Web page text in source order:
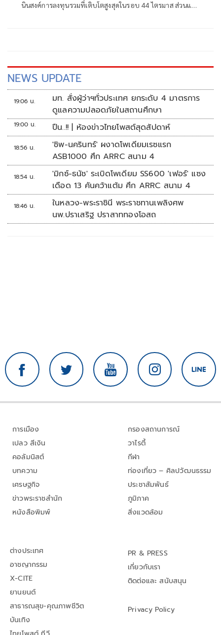
นินสงค์การลงทุนรวมที่เติบโตสูงสุดในรอบ 44 ไตรมาส ส่วนแนว
NEWS UPDATE
19:06 น.
มท. สั่งผู้ว่าฯทั่วประเทศ ยกระดับ 4 มาตรการ
ดูแลความปลอดภัยในสถานศึกษา
19:00 น. ปืน..!! | ห้องข่าวไทยโพสต์สุดสัปดาห์
18:56 น.
'ชิพ-นครินทร์' ผงาดโพเดียมเรซแรก
ASB1000 ศึก ARRC สนาม 4
18:54 น.
'มิกซ์-ธนัช' ระเบิดโพเดียม SS600 'เฟอร์' แซง
เดือด 13 คันคว้าแต้ม ศึก ARRC สนาม 4
18:46 น.
ในหลวง-พระราชินี พระราชทานเพลิงศพ
นพ.ปราเสริฐ ปราสาททองโอสถ
การเมือง
เปลว สีเงิน
คอลัมนิสต์
บทความ
เศรษฐกิจ
ข่าวพระราชสำนัก
หนังสือพิมพ์
กรองสถานการณ์
วาไรตี้
กีฬา
ท่องเที่ยว – ศิลปวัฒนธรรม
ประชาสัมพันธ์
ภูมิภาค
สิ่งแวดล้อม
ต่างประเทศ
อาชญากรรม
X-CITE
ยานยนต์
สาธารณสุข-คุณภาพชีวิต
บันเทิง
PR & PRESS
เกี่ยวกับเรา
ติดต่อและ สนับสนุน
Privacy Policy